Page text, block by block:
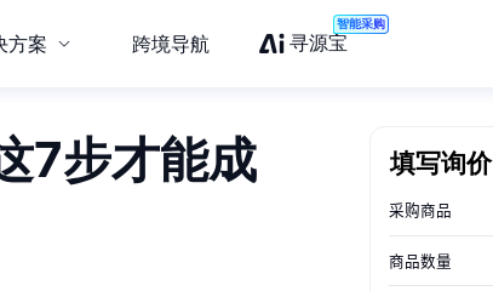
方案 跨境导航 寻源宝
智能采购
7步才能成
填写询价